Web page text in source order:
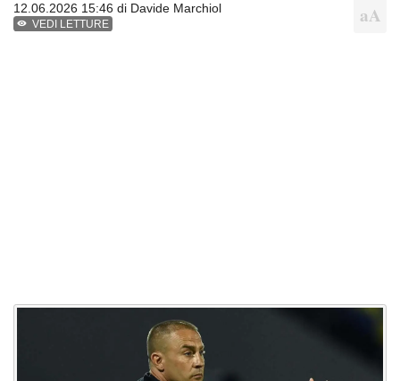
12.06.2026 15:46 di Davide Marchiol
VEDI LETTURE